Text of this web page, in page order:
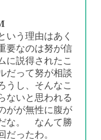
いう理由はあく
要なのは努が信
に説得されたこ
だって努が相談
うし、そんなこ
ないと思われる
がが無性に腹が
な。 なんて勝
だったわ。